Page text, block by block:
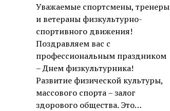
Уважаемые спортсмены, тренеры
и ветераны физкультурно-
спортивного движения!
Поздравляем вас с
профессиональным праздником
– Днем физкультурника!
Развитие физической культуры,
массового спорта – залог
здорового общества. Это…